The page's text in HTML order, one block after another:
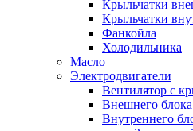
Крыльчатки
Крыльчатки
Фанкойла
Холодильника
Масло
Электродвигатели
Вентилятор с
Внешнего блока
Внутреннего